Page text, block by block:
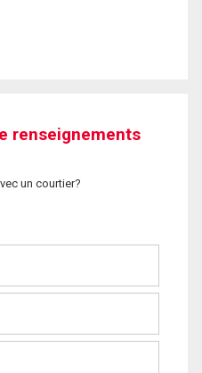
renseignements
un courtier?